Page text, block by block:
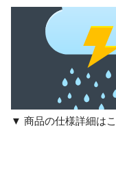
▼ 商品の仕様詳細は